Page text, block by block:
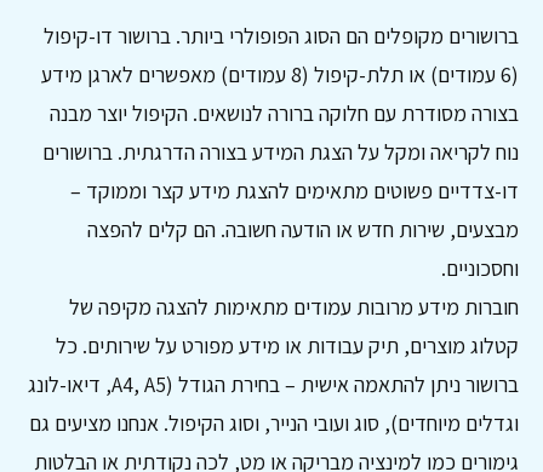
ברושורים מקופלים הם הסוג הפופולרי ביותר. ברושור דו-קיפול
(6 עמודים) או תלת-קיפול (8 עמודים) מאפשרים לארגן מידע
בצורה מסודרת עם חלוקה ברורה לנושאים. הקיפול יוצר מבנה
נוח לקריאה ומקל על הצגת המידע בצורה הדרגתית. ברושורים
דו-צדדיים פשוטים מתאימים להצגת מידע קצר וממוקד –
מבצעים, שירות חדש או הודעה חשובה. הם קלים להפצה
וחסכוניים.
חוברות מידע מרובות עמודים מתאימות להצגה מקיפה של
קטלוג מוצרים, תיק עבודות או מידע מפורט על שירותים. כל
ברושור ניתן להתאמה אישית – בחירת הגודל (A4, A5, דיאו-לונג
וגדלים מיוחדים), סוג ועובי הנייר, וסוג הקיפול. אנחנו מציעים גם
גימורים כמו למינציה מבריקה או מט, לכה נקודתית או הבלטות